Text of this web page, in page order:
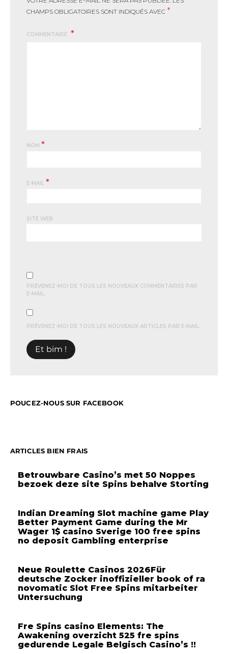
CHAMPS OBLIGATOIRES SONT INDIQUÉS AVEC *
COMMENTAIRE
NOM *
E-MAIL *
SITE WEB
PRÉVENEZ-MOI DE TOUS LES NOUVEAUX COMMENTAIRES PAR
E-MAIL.
PRÉVENEZ-MOI DE TOUS LES NOUVEAUX ARTICLES PAR E-MAIL.
POUCEZ-NOUS SUR FACEBOOK
ARTICLES BIEN FRAIS
Betrouwbare Casino’s met 50 Noppes
bezoek deze site Spins behalve Storting
Indian Dreaming Slot machine game Play
Better Payment Game during the Mr
Wager 1$ casino Sverige 100 free spins
no deposit Gambling enterprise
Neue Roulette Casinos 2026Für
deutsche Zocker inoffizieller book of ra
novomatic Slot Free Spins mitarbeiter
Untersuchung
Fre Spins casino Elements: The
Awakening overzicht 525 fre spins
gedurende Legale Belgisch Casino’s !!